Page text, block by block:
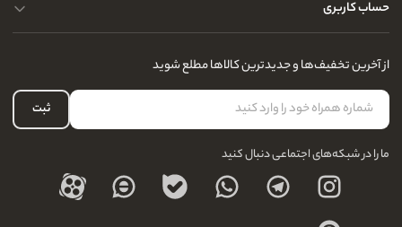
تماس با ما
آدرس فروشگاه
نحوه ارسال کالا
نحوه بازگشت کالا
درباره ما
حساب کاربری
لیست علاقه‌مندی
حساب کاربری
از آخرین تخفیف‌ها و جدیدترین کالاها مطلع شوید
ثبت
ما را در شبکه‌های اجتماعی دنبال کنید